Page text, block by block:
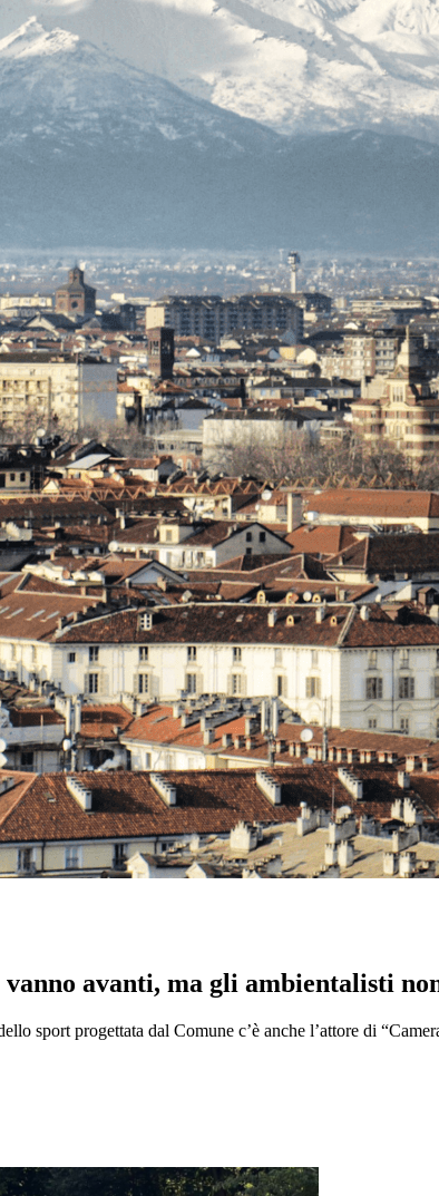
avanti, ma gli ambientalisti
sport progettata dal Comune c’è anche l’attore di